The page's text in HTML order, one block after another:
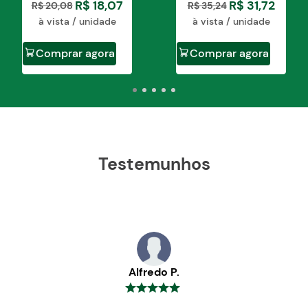
R$20,08 R$ 18,07
à vista / unidade
Comprar agora
R$35,24 R$ 31,72
à vista / unidade
Comprar agora
Testemunhos
Alfredo P.